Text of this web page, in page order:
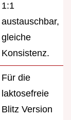
1:1
austauschbar,
gleiche
Konsistenz.
Für die
laktosefreie
Blitz Version